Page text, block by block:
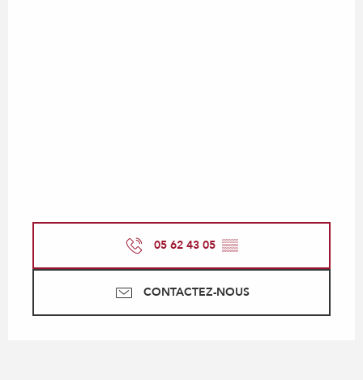
05 62 43 05 ▒▒
CONTACTEZ-NOUS